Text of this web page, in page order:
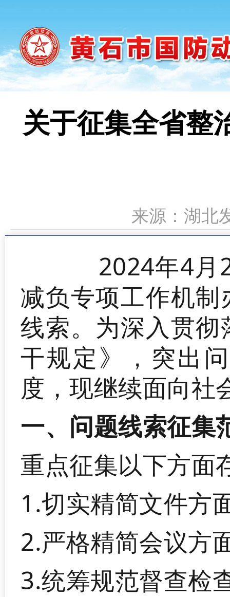
关于征集全省整
来源：湖
2024年4月24
减负专项工作机
线索。为深入贯
干规定》，突出
度，现继续面向社
一、问题线索征集
重点征集以下方面
1.切实精简文件方
2.严格精简会议方
3.统筹规范督查检